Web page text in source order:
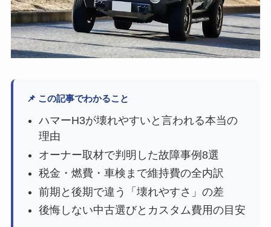
📌 この記事でわかること
ハマーH3が壊れやすいと言われる本当の
理由
オーナー取材で判明した故障事例8選
税金・燃費・車検まで維持費の全内訳
前期と後期で違う「壊れやすさ」の差
後悔しない中古選びとカスタム費用の目安